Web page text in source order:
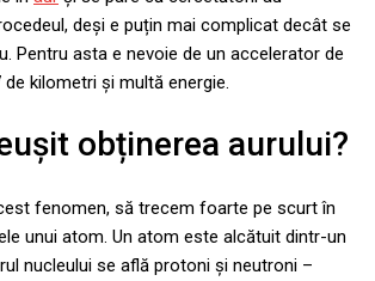
deși e puțin mai complicat decât se
Pentru asta e nevoie de un accelerator de
kilometri și multă energie.
obținerea aurului?
fenomen, să trecem foarte pe scurt în
unui atom. Un atom este alcătuit dintr-un
nucleului se află protoni și neutroni –